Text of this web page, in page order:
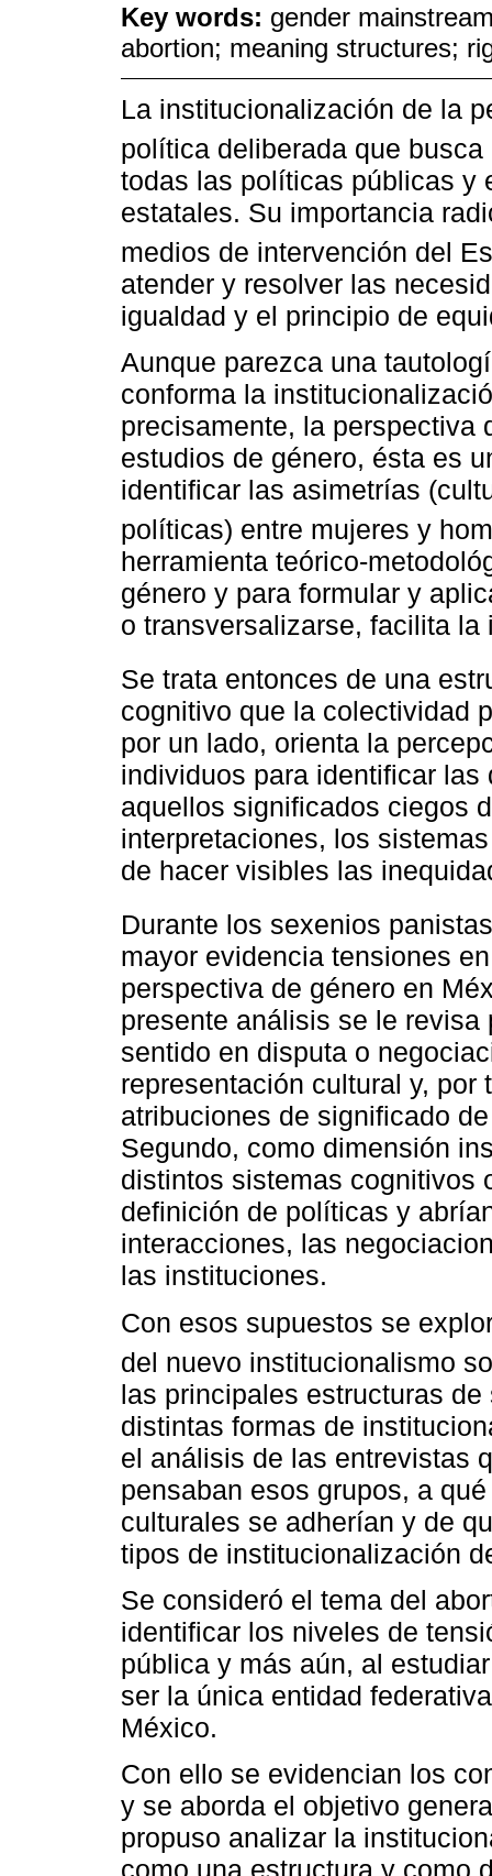
Key words: gender
abortion; meaning structures;
La institucionalización de la
política deliberada que
todas las políticas públicas y
estatales. Su importancia
medios de intervención del
atender y resolver las
igualdad y el principio de
Aunque parezca una
conforma la
precisamente, la perspectiva
estudios de género, ésta es
identificar las asimetrías
políticas) entre mujeres y
herramienta teórico-
género y para formular y
o transversalizarse, facilita
Se trata entonces de una
cognitivo que la colectividad
por un lado, orienta la
individuos para identificar
aquellos significados ciegos
interpretaciones, los
de hacer visibles las
Durante los sexenios panistas
mayor evidencia tensiones
perspectiva de género en
presente análisis se le
sentido en disputa o
representación cultural y,
atribuciones de significado
Segundo, como dimensión
distintos sistemas cognitivos
definición de políticas y
interacciones, las
las instituciones.
Con esos supuestos se
del nuevo institucionalismo
las principales estructuras
distintas formas de
el análisis de las entrevistas
pensaban esos grupos, a
culturales se adherían y de
tipos de institucionalización
Se consideró el tema del
identificar los niveles de
pública y más aún, al
ser la única entidad
México.
Con ello se evidencian los
y se aborda el objetivo
propuso analizar la
como una estructura y como